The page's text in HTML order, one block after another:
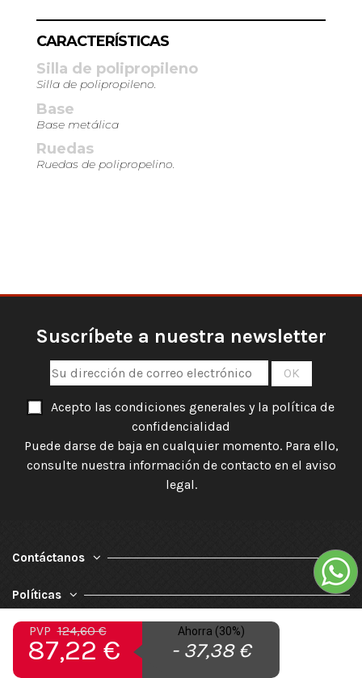
PVP124,60 €
87,22 €
Ahorra (30%)
- 37,38 €
CARACTERÍSTICAS
Silla de polipropileno
Silla de polipropileno.
Base
Base metálica
Ruedas
Ruedas de polipropelino.
Suscríbete a nuestra newsletter
Acepto las condiciones generales y la política de
confidencialidad
Puede darse de baja en cualquier momento. Para ello,
consulte nuestra información de contacto en el aviso
legal.
Contáctanos
Políticas
Nuestra Empresa